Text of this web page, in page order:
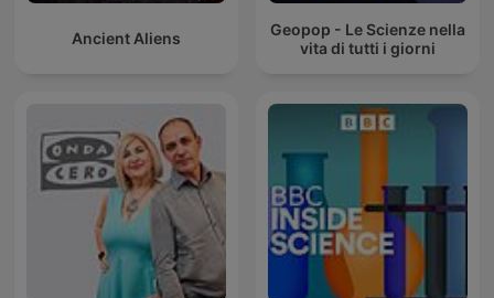
Ancient Aliens
Geopop - Le Scienze nella
vita di tutti i giorni